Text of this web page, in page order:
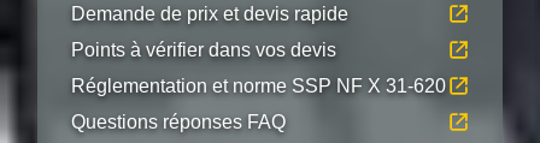
Demande de prix et devis rapide
Points à vérifier dans vos devis
Réglementation et norme SSP NF X 31-620
Questions réponses FAQ